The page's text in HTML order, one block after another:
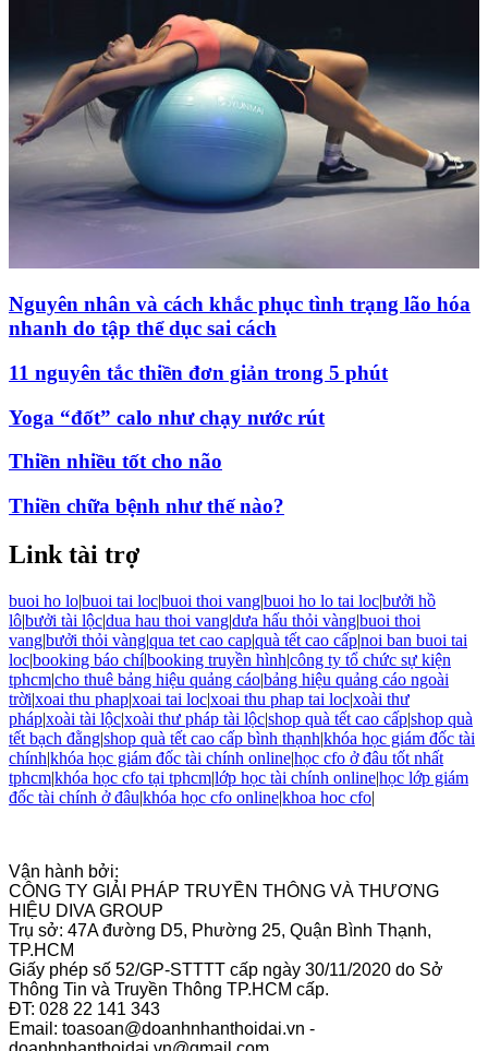
Nguyên nhân và cách khắc phục tình trạng lão hóa
nhanh do tập thể dục sai cách
11 nguyên tắc thiền đơn giản trong 5 phút
Yoga “đốt” calo như chạy nước rút
Thiền nhiều tốt cho não
Thiền chữa bệnh như thế nào?
Link tài trợ
buoi ho lo|buoi tai loc|buoi thoi vang|buoi ho lo tai loc|bưởi hồ
lô|bưởi tài lộc|dua hau thoi vang|dưa hấu thỏi vàng|buoi thoi
vang|bưởi thỏi vàng|qua tet cao cap|quà tết cao cấp|noi ban buoi tai
loc|booking báo chí|booking truyền hình|công ty tổ chức sự kiện
tphcm|cho thuê bảng hiệu quảng cáo|bảng hiệu quảng cáo ngoài
trời|xoai thu phap|xoai tai loc|xoai thu phap tai loc|xoài thư
pháp|xoài tài lộc|xoài thư pháp tài lộc|shop quà tết cao cấp|shop quà
tết bạch đằng|shop quà tết cao cấp bình thạnh|khóa học giám đốc tài
chính|khóa học giám đốc tài chính online|học cfo ở đâu tốt nhất
tphcm|khóa học cfo tại tphcm|lớp học tài chính online|học lớp giám
đốc tài chính ở đâu|khóa học cfo online|khoa hoc cfo|
Vận hành bởi:
CÔNG TY GIẢI PHÁP TRUYỀN THÔNG VÀ THƯƠNG
HIỆU DIVA GROUP
Trụ sở: 47A đường D5, Phường 25, Quận Bình Thạnh,
TP.HCM
Giấy phép số 52/GP-STTTT cấp ngày 30/11/2020 do Sở
Thông Tin và Truyền Thông TP.HCM cấp.
ĐT: 028 22 141 343
Email: toasoan@doanhnhanthoidai.vn -